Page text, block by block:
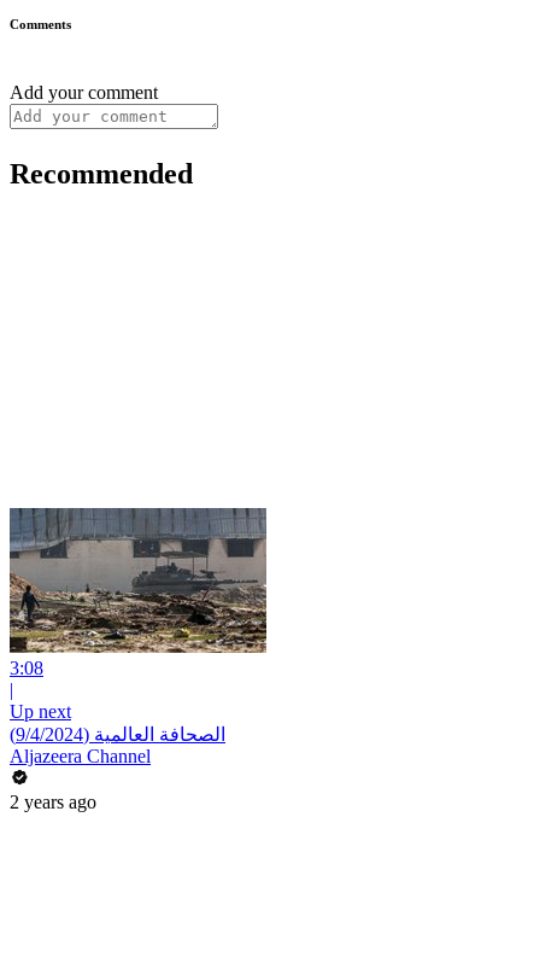
Comments
Add your comment
Recommended
3:08
|
Up next
الصحافة العالمية (9/4/2024)
Aljazeera Channel
2 years ago